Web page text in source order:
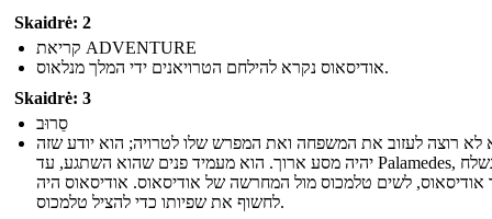
Skaidrė: 2
קריאת ADVENTURE
אודיסאוס נקרא להילחם הטרויאנים ידי המלך מנלאוס.
Skaidrė: 3
סֵרוּב
לא רוצה לעזוב את המשפחה ואת המפרש שלו לטרויה; הוא יודע שזה
יהיה מסע ארוך. הוא מעמיד פנים שהוא השתגע, עד Palamedes, נשלח
אודיסאוס, לשים טלמכוס מול המחרשה של אודיסאוס. אודיסאוס היה
לחשוף את שפיותו כדי להציל טלמכוס.